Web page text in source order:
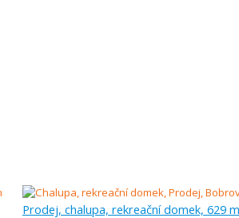
Prodej, chalupa, rekreační domek, 629 m